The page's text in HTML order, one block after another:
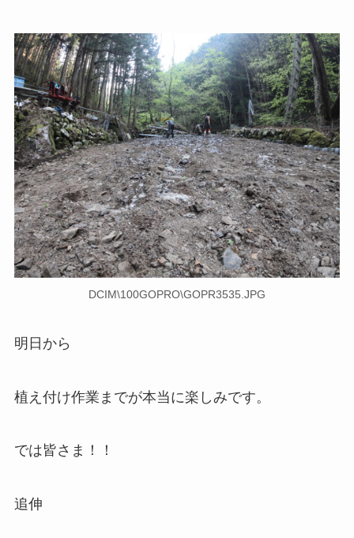
DCIM\100GOPRO\GOPR3535.JPG
明日から
植え付け作業までが本当に楽しみです。
では皆さま！！
追伸